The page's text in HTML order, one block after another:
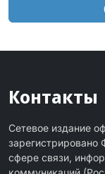
Контакты
Сетевое издание
зарегистрировано
сфере связи,